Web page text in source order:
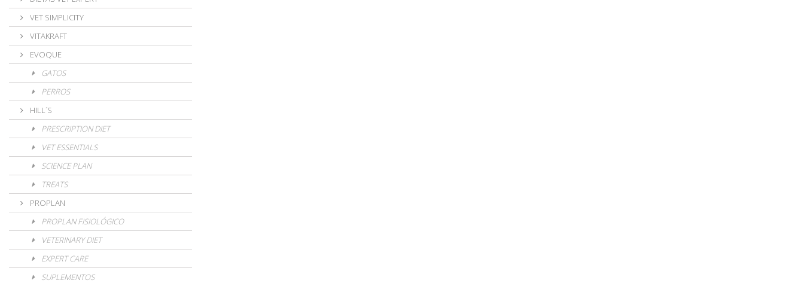
VET SIMPLICITY
VITAKRAFT
EVOQUE
GATOS
PERROS
HILL´S
PRESCRIPTION DIET
VET ESSENTIALS
SCIENCE PLAN
TREATS
PROPLAN
PROPLAN FISIOLÓGICO
VETERINARY DIET
EXPERT CARE
SUPLEMENTOS